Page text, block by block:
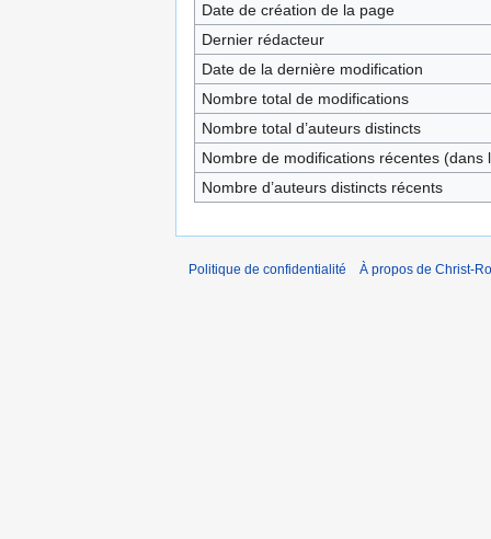
Date de création de la page
Dernier rédacteur
Date de la dernière modification
Nombre total de modifications
Nombre total d’auteurs distincts
Nombre de modifications récentes (dans
Nombre d’auteurs distincts récents
Politique de confidentialité À propos de Christ-